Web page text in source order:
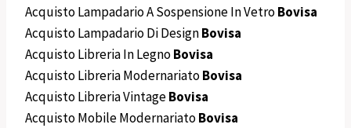
Acquisto Lampadario A Sospensione In VetroBovisa
Acquisto Lampadario Di DesignBovisa
Acquisto Libreria In LegnoBovisa
Acquisto Libreria ModernariatoBovisa
Acquisto Libreria VintageBovisa
Acquisto Mobile ModernariatoBovisa